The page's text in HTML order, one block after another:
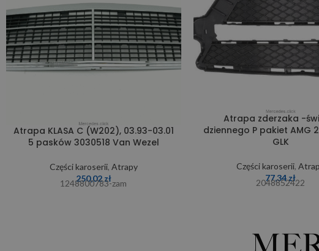
Atrapa KLASA C (W202), 03.93-03.01
5 pasków 3030518 Van Wezel
Części karoserii, Atrapy
250,02zł
1248800783-zam
Atrapa zderzaka -
dziennego P pakiet AMG
GLK
Części karoserii,
77,34zł
2048852422